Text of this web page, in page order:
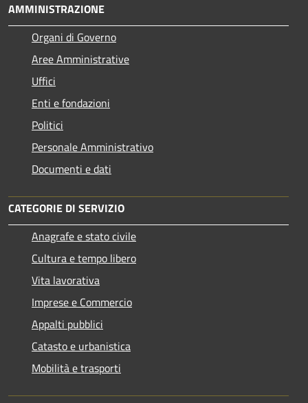
AMMINISTRAZIONE
Organi di Governo
Aree Amministrative
Uffici
Enti e fondazioni
Politici
Personale Amministrativo
Documenti e dati
CATEGORIE DI SERVIZIO
Anagrafe e stato civile
Cultura e tempo libero
Vita lavorativa
Imprese e Commercio
Appalti pubblici
Catasto e urbanistica
Mobilità e trasporti